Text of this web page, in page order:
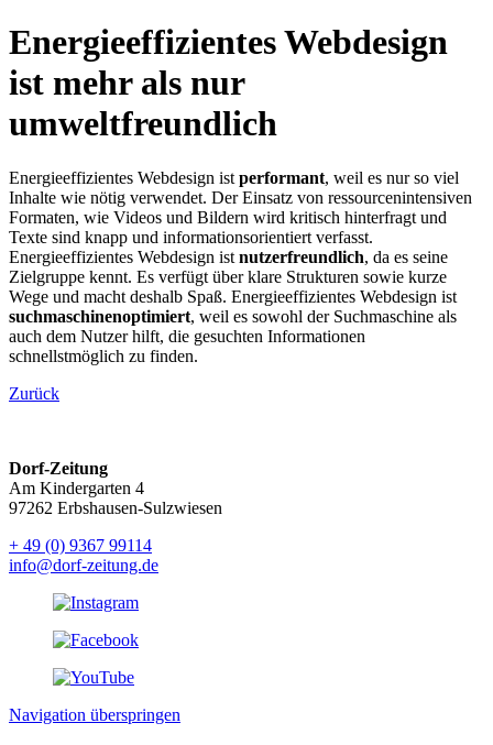
Energieeffizientes ­Webdesign
ist mehr als nur
umweltfreundlich
Energieeffizientes Webdesign ist performant, weil es nur so viel
Inhalte wie nötig verwendet. Der Einsatz von ressourcenintensiven
Formaten, wie Videos und Bildern wird kritisch hinterfragt und
Texte sind knapp und informationsorientiert verfasst.
Energieeffizientes Webdesign ist nutzerfreundlich, da es seine
Zielgruppe kennt. Es verfügt über klare Strukturen sowie kurze
Wege und macht deshalb Spaß. Energieeffizientes Webdesign ist
suchmaschinenoptimiert, weil es sowohl der Suchmaschine als
auch dem Nutzer hilft, die gesuchten Informationen
schnellstmöglich zu finden.
Zurück
Dorf-Zeitung
Am Kindergarten 4
97262 Erbshausen-Sulzwiesen
+ 49 (0) 9367 99114
info@dorf-zeitung.de
Navigation überspringen